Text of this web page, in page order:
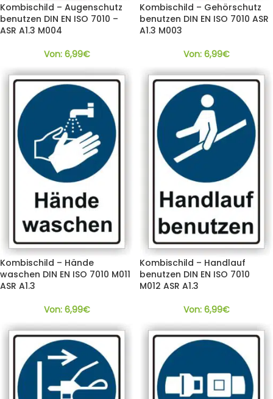
Kombischild – Augenschutz
benutzen DIN EN ISO 7010 –
ASR A1.3 M004
Von: 6,99€
Kombischild – Gehörschutz
benutzen DIN EN ISO 7010 ASR
A1.3 M003
Von: 6,99€
Kombischild – Hände
waschen DIN EN ISO 7010 M011
ASR A1.3
Von: 6,99€
Kombischild – Handlauf
benutzen DIN EN ISO 7010
M012 ASR A1.3
Von: 6,99€